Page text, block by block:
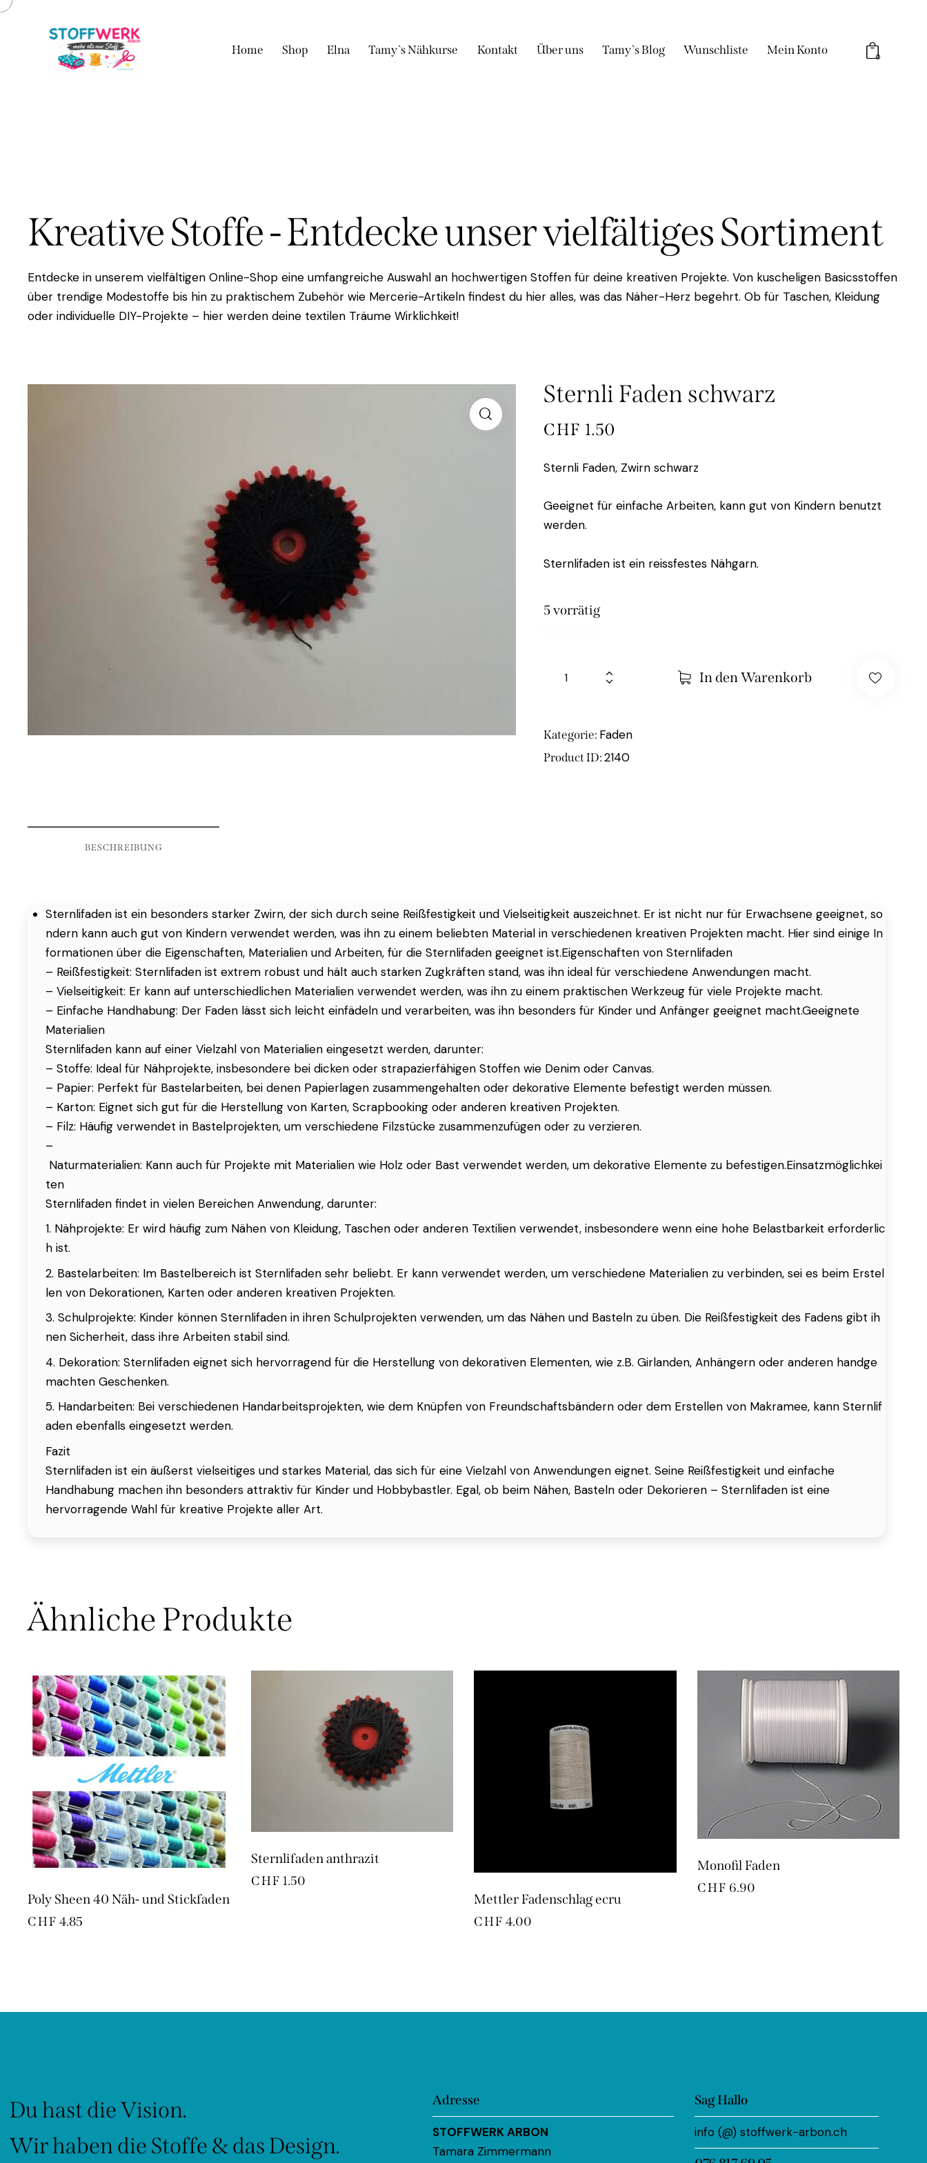
Home Shop Elna Tamy`s Nähkurse Kontakt Über uns Tamy`s Blog Wunschliste Mein Konto 0
Kreative Stoffe - Entdecke unser vielfältiges Sortiment
Entdecke in unserem vielfältigen Online-Shop eine umfangreiche Auswahl an hochwertigen Stoffen für deine kreativen Projekte. Von kuscheligen Basicsstoffen
über trendige Modestoffe bis hin zu praktischem Zubehör wie Mercerie-Artikeln findest du hier alles, was das Näher-Herz begehrt. Ob für Taschen, Kleidung
oder individuelle DIY-Projekte – hier werden deine textilen Träume Wirklichkeit!
Sternli Faden schwarz
CHF 1.50
Sternli Faden, Zwirn schwarz
Geeignet für einfache Arbeiten, kann gut von Kindern benutzt
werden.
Sternlifaden ist ein reissfestes Nähgarn.
5 vorrätig
In den Warenkorb
Kategorie: Faden
Product ID:2140
BESCHREIBUNG
Sternlifaden ist ein besonders starker Zwirn, der sich durch seine Reißfestigkeit und Vielseitigkeit auszeichnet. Er ist nicht nur für Erwachsene geeignet, so
ndern kann auch gut von Kindern verwendet werden, was ihn zu einem beliebten Material in verschiedenen kreativen Projekten macht. Hier sind einige In
formationen über die Eigenschaften, Materialien und Arbeiten, für die Sternlifaden geeignet ist.Eigenschaften von Sternlifaden
– Reißfestigkeit: Sternlifaden ist extrem robust und hält auch starken Zugkräften stand, was ihn ideal für verschiedene Anwendungen macht.
– Vielseitigkeit: Er kann auf unterschiedlichen Materialien verwendet werden, was ihn zu einem praktischen Werkzeug für viele Projekte macht.
– Einfache Handhabung: Der Faden lässt sich leicht einfädeln und verarbeiten, was ihn besonders für Kinder und Anfänger geeignet macht.Geeignete
Materialien
Sternlifaden kann auf einer Vielzahl von Materialien eingesetzt werden, darunter:
– Stoffe: Ideal für Nähprojekte, insbesondere bei dicken oder strapazierfähigen Stoffen wie Denim oder Canvas.
– Papier: Perfekt für Bastelarbeiten, bei denen Papierlagen zusammengehalten oder dekorative Elemente befestigt werden müssen.
– Karton: Eignet sich gut für die Herstellung von Karten, Scrapbooking oder anderen kreativen Projekten.
– Filz: Häufig verwendet in Bastelprojekten, um verschiedene Filzstücke zusammenzufügen oder zu verzieren.
–
Naturmaterialien: Kann auch für Projekte mit Materialien wie Holz oder Bast verwendet werden, um dekorative Elemente zu befestigen.Einsatzmöglichkei
ten
Sternlifaden findet in vielen Bereichen Anwendung, darunter:
1. Nähprojekte: Er wird häufig zum Nähen von Kleidung, Taschen oder anderen Textilien verwendet, insbesondere wenn eine hohe Belastbarkeit erforderlic
h ist.
2. Bastelarbeiten: Im Bastelbereich ist Sternlifaden sehr beliebt. Er kann verwendet werden, um verschiedene Materialien zu verbinden, sei es beim Erstel
len von Dekorationen, Karten oder anderen kreativen Projekten.
3. Schulprojekte: Kinder können Sternlifaden in ihren Schulprojekten verwenden, um das Nähen und Basteln zu üben. Die Reißfestigkeit des Fadens gibt ih
nen Sicherheit, dass ihre Arbeiten stabil sind.
4. Dekoration: Sternlifaden eignet sich hervorragend für die Herstellung von dekorativen Elementen, wie z.B. Girlanden, Anhängern oder anderen handge
machten Geschenken.
5. Handarbeiten: Bei verschiedenen Handarbeitsprojekten, wie dem Knüpfen von Freundschaftsbändern oder dem Erstellen von Makramee, kann Sternlif
aden ebenfalls eingesetzt werden.
Fazit
Sternlifaden ist ein äußerst vielseitiges und starkes Material, das sich für eine Vielzahl von Anwendungen eignet. Seine Reißfestigkeit und einfache
Handhabung machen ihn besonders attraktiv für Kinder und Hobbybastler. Egal, ob beim Nähen, Basteln oder Dekorieren – Sternlifaden ist eine
hervorragende Wahl für kreative Projekte aller Art.
Ähnliche Produkte
Poly Sheen 40 Näh- und Stickfaden
CHF 4.85
Sternlifaden anthrazit
CHF 1.50
Mettler Fadenschlag ecru
CHF 4.00
Monofil Faden
CHF 6.90
Du hast die Vision.
Wir haben die Stoffe & das Design.
Adresse
STOFFWERK ARBON
Tamara Zimmermann
Sag Hallo
info (@) stoffwerk-arbon.ch